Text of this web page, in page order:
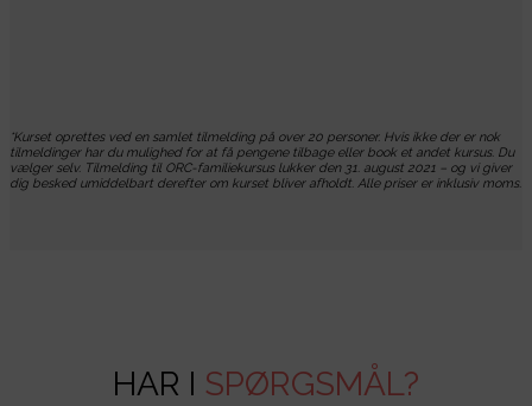
*Kurset oprettes ved en samlet tilmelding på over 20 personer. Hvis ikke der er nok
tilmeldinger har du mulighed for at få pengene tilbage eller book et andet kursus. Du
vælger selv. Tilmelding til ORC-familiekursus lukker den 31. august 2021 – og vi giver
dig besked umiddelbart derefter om kurset bliver afholdt. Alle priser er inklusiv moms.
HAR I SPØRGSMÅL?